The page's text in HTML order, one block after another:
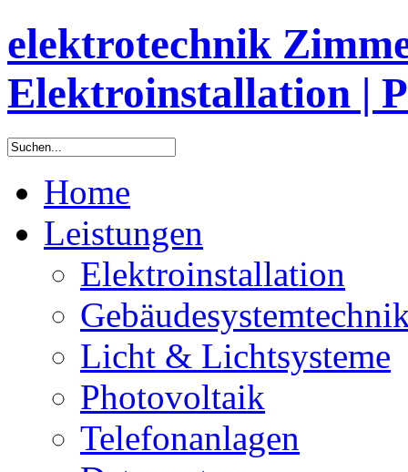
elektrotechnik
Elektroinstallation |
Home
Leistungen
Elektroinstallation
Licht & Lichtsysteme
Photovoltaik
Telefonanlagen